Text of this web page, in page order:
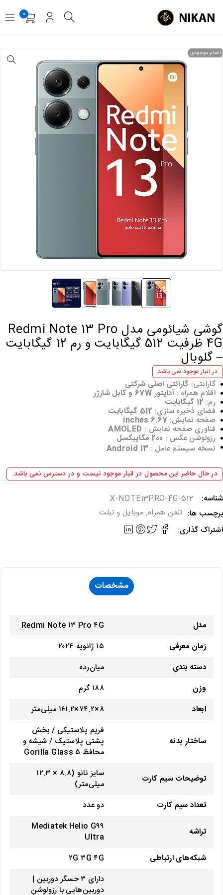
0
اتمام موجودی
گوشی شیائومی مدل Redmi Note 13 Pro
4G ظرفیت 512 گیگابایت و رم 12 گیگابایت
گلوبال
در انبار موجود نمی باشد
گارانتی: گارانتی اصلی شرکتی
اقلام همراه : آداپتور 67W و کابل شارژر
رم: 12 گیگابایت
فضای ذخیره سازی: 512 گیگابایت
صفحه نمایش: 6.67 inches
فناوری صفحه‌ نمایش : AMOLED
رزولوشن عکس : 200 مگاپیکسل
نسخه سیستم عامل : Android 13
در حال حاضر این محصول در انبار موجود نیست و در دسترس نمی باشد.
X-NOTE13PRO-4G-512
ها:
تلفن همراه,موبایل و تبلت
گذاری:
مشخصات
مدل
Redmi Note ۱۳ Pro ۴G
زمان معرفی
۱۵ ژانویه ۲۰۲۴
دسته ‌بندی
میان‌رده
وزن
۱۸۸ گرم
ابعاد
۸×۷۴.۲×۱۶۱.۲ میلی‌متر
ساختار بدنه
فریم پلاستیکی / بخش
پشتی پلاستیک / شیشه و
محافظ Gorilla Glass ۵
توضیحات سیم کارت
سایز نانو (۸.۸ × ۱۲.۳
میلی‌متر)
تعداد سیم کارت
دو عدد
تراشه
Mediatek Helio G۹۹
Ultra
شبکه‌های ارتباطی
۲G ۳G ۴G
دارای ۳ حسگر دوربین |
دوربین‌هایی با رزولوشن